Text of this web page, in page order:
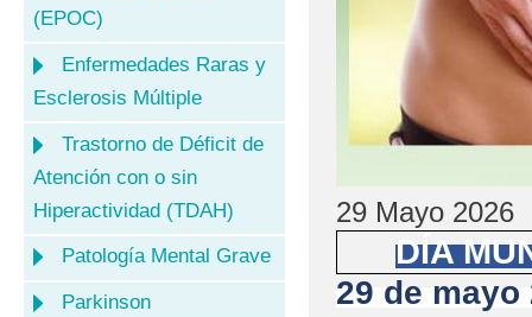
(EPOC)
Enfermedades Raras y
Esclerosis Múltiple
Trastorno de Déficit de
Atención con o sin
Hiperactividad (TDAH)
Patología Mental Grave
Parkinson
29 Mayo 2026
DÍA
29 de mayo